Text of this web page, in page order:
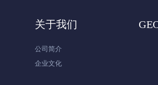
关于我们
公司简介
企业文化